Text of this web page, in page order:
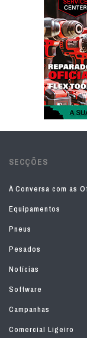
SECÇÕES
À Conversa com as
Equipamentos
Pneus
Pesados
Notícias
Software
Campanhas
Comercial Ligeiro